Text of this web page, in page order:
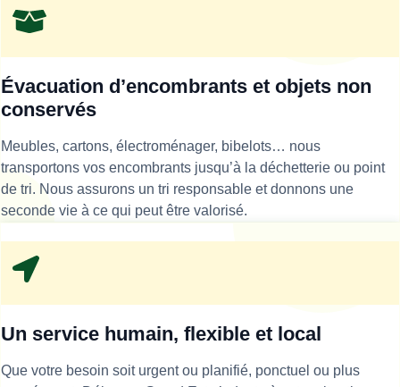
Évacuation d’encombrants et objets non
conservés
Meubles, cartons, électroménager, bibelots… nous
transportons vos encombrants jusqu’à la déchetterie ou point
de tri. Nous assurons un tri responsable et donnons une
seconde vie à ce qui peut être valorisé.
Un service humain, flexible et local
Que votre besoin soit urgent ou planifié, ponctuel ou plus